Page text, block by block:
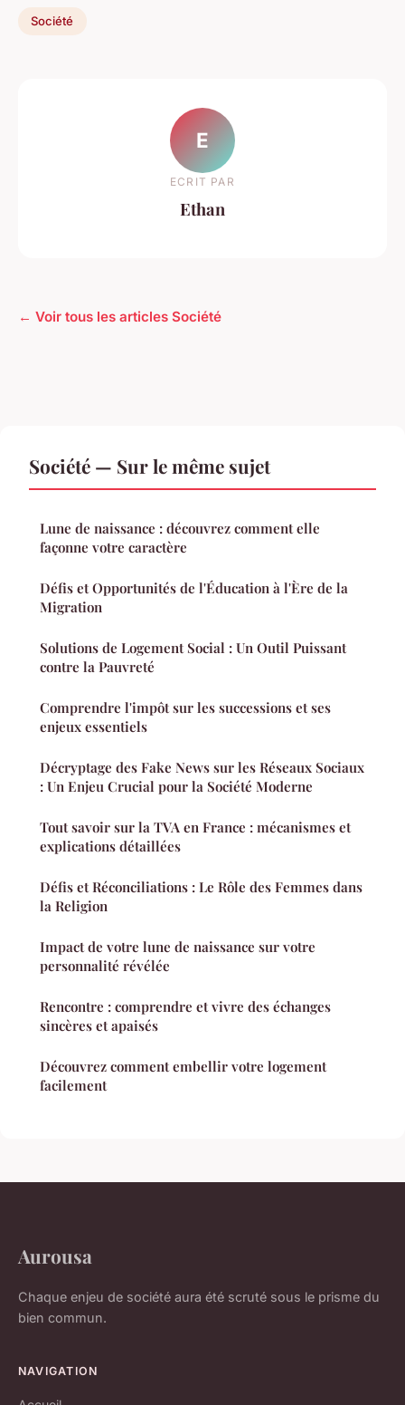
Société
E
ECRIT PAR
Ethan
← Voir tous les articles Société
Société — Sur le même sujet
Lune de naissance : découvrez comment elle
façonne votre caractère
Défis et Opportunités de l'Éducation à l'Ère de la
Migration
Solutions de Logement Social : Un Outil Puissant
contre la Pauvreté
Comprendre l'impôt sur les successions et ses
enjeux essentiels
Décryptage des Fake News sur les Réseaux Sociaux
: Un Enjeu Crucial pour la Société Moderne
Tout savoir sur la TVA en France : mécanismes et
explications détaillées
Défis et Réconciliations : Le Rôle des Femmes dans
la Religion
Impact de votre lune de naissance sur votre
personnalité révélée
Rencontre : comprendre et vivre des échanges
sincères et apaisés
Découvrez comment embellir votre logement
facilement
Aurousa
Chaque enjeu de société aura été scruté sous le prisme du
bien commun.
NAVIGATION